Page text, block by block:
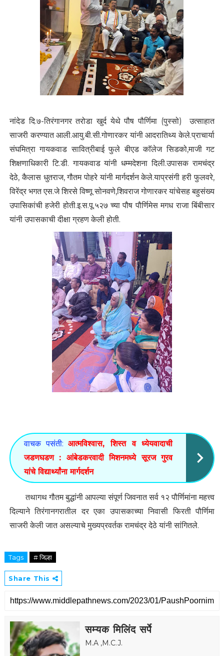
नांदेड दि.७-तिरंगानगर तरोडा खुर्द येथे पौष पौर्णिमा (पुस्सो) उत्साहात
साजरी करण्यात आली.आयु.बी.सी.गोणारकर यांनी आदरातिथ्य केले.प्राचार्या
संघमित्रा गायकवाड सावित्रीबाई फुले बीएड काॅलेज सिडको,माजी गट
शिक्षणाधिकारी टि.डी. गायकवाड यांनी धम्मदेशना दिली.उपासक रामचंद्र
देठे, कैलास धुतराज, गौतम पोहरे यांनी मार्गदर्शन केले.याप्रसंगी हरी फुलवरे,
विरेंद्र भगत एस.जे शिरसे विष्णू सोनवणे,शिवराज गोणारकर यांचेसह बहुसंख्य
उपासिकांची हजेरी होती.इ.स.पू.५२७ च्या पौष पौर्णिमेस मगध राजा बिंबीसार
यांनी उपासकाची दीक्षा ग्रहण केली होती.
वाचक पसंती: आत्मविश्वास, शिस्त व ध्येयवादाची
जडणघडण : आंबेडकरवादी मिशनमध्ये सूरज गुरव
यांचे विद्यार्थ्यांना मार्गदर्शन
तथागथ गौतम बुद्धांनी आपल्या संपूर्ण जिवनात सर्व १२ पौर्णिमांना महत्त्व
दिल्याने तिरंगानगरातील दर एका उपासकाच्या निवासी फिरती पौर्णिमा
साजरी केली जात असल्याचे मुख्यप्रवर्तक रामचंद्र देठे यांनी सांगितले.
Tags # जिल्हा
Share This
सम्यक मिलिंद सर्पे
M.A ,M.C.J.